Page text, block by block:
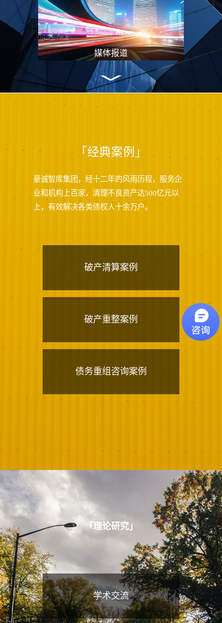
媒体报道
「经典案例」
豪诚智库集团，经十二年的风雨历程，服务企
业和机构上百家，清理不良资产达500亿元以
上，有效解决各类债权人十余万户。
破产清算案例
破产重整案例
债务重组咨询案例
「理论研究 」
学术交流